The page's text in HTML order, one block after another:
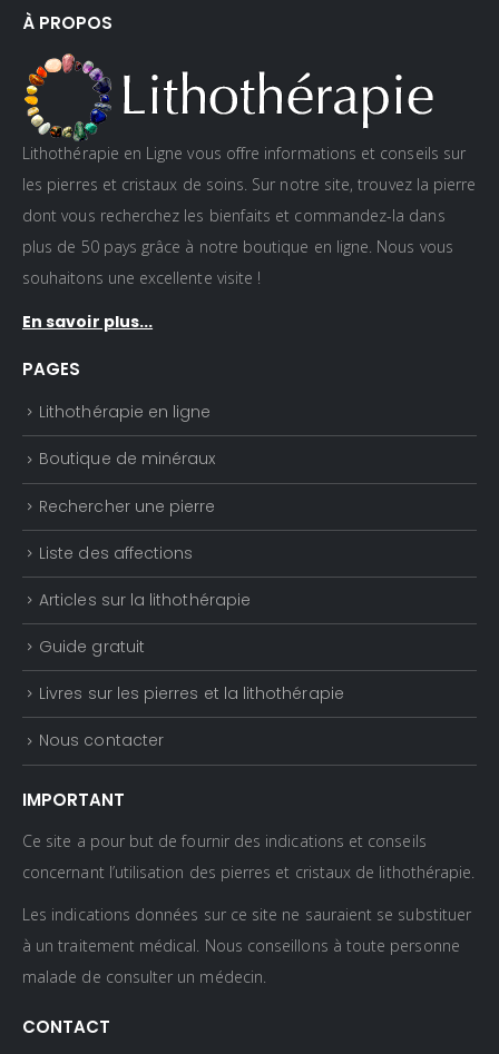
À PROPOS
Lithothérapie en Ligne vous offre informations et conseils sur
les pierres et cristaux de soins. Sur notre site, trouvez la pierre
dont vous recherchez les bienfaits et commandez-la dans
plus de 50 pays grâce à notre boutique en ligne. Nous vous
souhaitons une excellente visite !
En savoir plus...
PAGES
Lithothérapie en ligne
Boutique de minéraux
Rechercher une pierre
Liste des affections
Articles sur la lithothérapie
Guide gratuit
Livres sur les pierres et la lithothérapie
Nous contacter
IMPORTANT
Ce site a pour but de fournir des indications et conseils
concernant l’utilisation des pierres et cristaux de lithothérapie.
Les indications données sur ce site ne sauraient se substituer
à un traitement médical. Nous conseillons à toute personne
malade de consulter un médecin.
CONTACT